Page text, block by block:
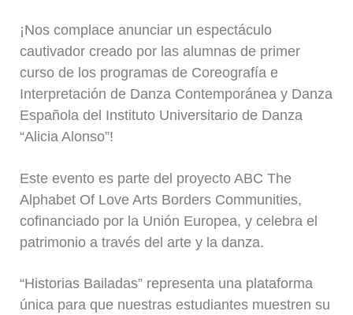
¡Nos complace anunciar un espectáculo
cautivador creado por las alumnas de primer
curso de los programas de Coreografía e
Interpretación de Danza Contemporánea y Danza
Española del Instituto Universitario de Danza
“Alicia Alonso”!
Este evento es parte del proyecto ABC The
Alphabet Of Love Arts Borders Communities,
cofinanciado por la Unión Europea, y celebra el
patrimonio a través del arte y la danza.
“Historias Bailadas” representa una plataforma
única para que nuestras estudiantes muestren su